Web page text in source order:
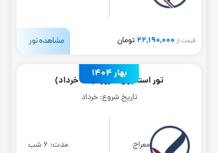
قیمت از 22,190,000 تومان مشاهده تور
بهار 1404
تور استانبول 7 روزه (30 خرداد)
تاریخ شروع: خرداد
معراج مدت: 6 شب